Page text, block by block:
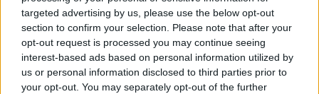
targeted advertising by us, please use the below opt-out
section to confirm your selection. Please note that after your
opt-out request is processed you may continue seeing
interest-based ads based on personal information utilized by
us or personal information disclosed to third parties prior to
your opt-out. You may separately opt-out of the further
ΤΊΡΑΝΑ ΚΑΘΑΡΟΣ
ΚΟΥΣΆΝΤΑΣΙ ΚΑΘΑΡΟΣ 32°C
ΠΈΤΡΙΤΣ ΛΙΓΑ ΣΥΝΝΕΦΑ
ΚΑΘΑΡΟΣ 28°C
ΚΟΡΥΤΣΆ